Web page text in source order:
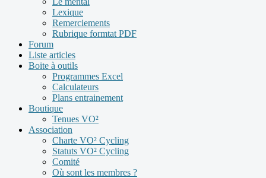
Lexique
Remerciements
Rubrique formtat PDF
Forum
Liste articles
Boite à outils
Programmes Excel
Calculateurs
Plans entrainement
Boutique
Tenues VO²
Association
Charte VO² Cycling
Statuts VO² Cycling
Comité
Où sont les membres ?